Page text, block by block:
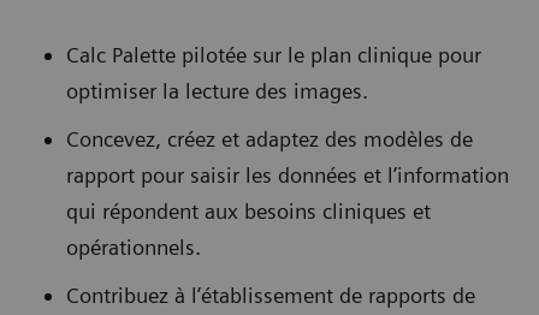
Calc Palette pilotée sur le plan clinique pour
optimiser la lecture des images.
Concevez, créez et adaptez des modèles de
rapport pour saisir les données et l’information
qui répondent aux besoins cliniques et
opérationnels.
Contribuez à l’établissement de rapports de